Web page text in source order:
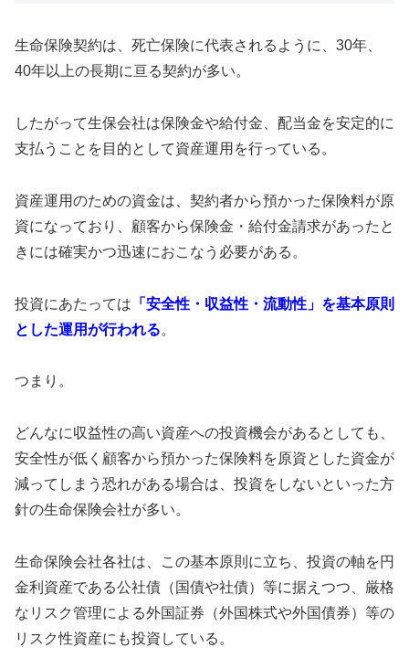
生命保険契約は、死亡保険に代表されるように、30年、
40年以上の長期に亘る契約が多い。
したがって生保会社は保険金や給付金、配当金を安定的に
支払うことを目的として資産運用を行っている。
資産運用のための資金は、契約者から預かった保険料が原
資になっており、顧客から保険金・給付金請求があったと
きには確実かつ迅速におこなう必要がある。
投資にあたっては 「安全性・収益性・流動性」を基本原則
とした運用が行われる。
つまり。
どんなに収益性の高い資産への投資機会があるとしても、
安全性が低く顧客から預かった保険料を原資とした資金が
減ってしまう恐れがある場合は、投資をしないといった方
針の生命保険会社が多い。
生命保険会社各社は、この基本原則に立ち、投資の軸を円
金利資産である公社債（国債や社債）等に据えつつ、厳格
なリスク管理による外国証券（外国株式や外国債券）等の
リスク性資産にも投資している。